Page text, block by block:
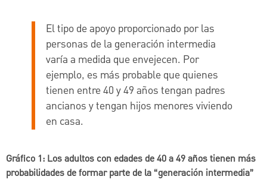
El tipo de apoyo proporcionado por las
personas de la generación intermedia
varía a medida que envejecen. Por
ejemplo, es más probable que quienes
tienen entre 40 y 49 años tengan padres
ancianos y tengan hijos menores viviendo
en casa.
Gráfico 1: Los adultos con edades de 40 a 49 años tienen más
probabilidades de formar parte de la “generación intermedia”